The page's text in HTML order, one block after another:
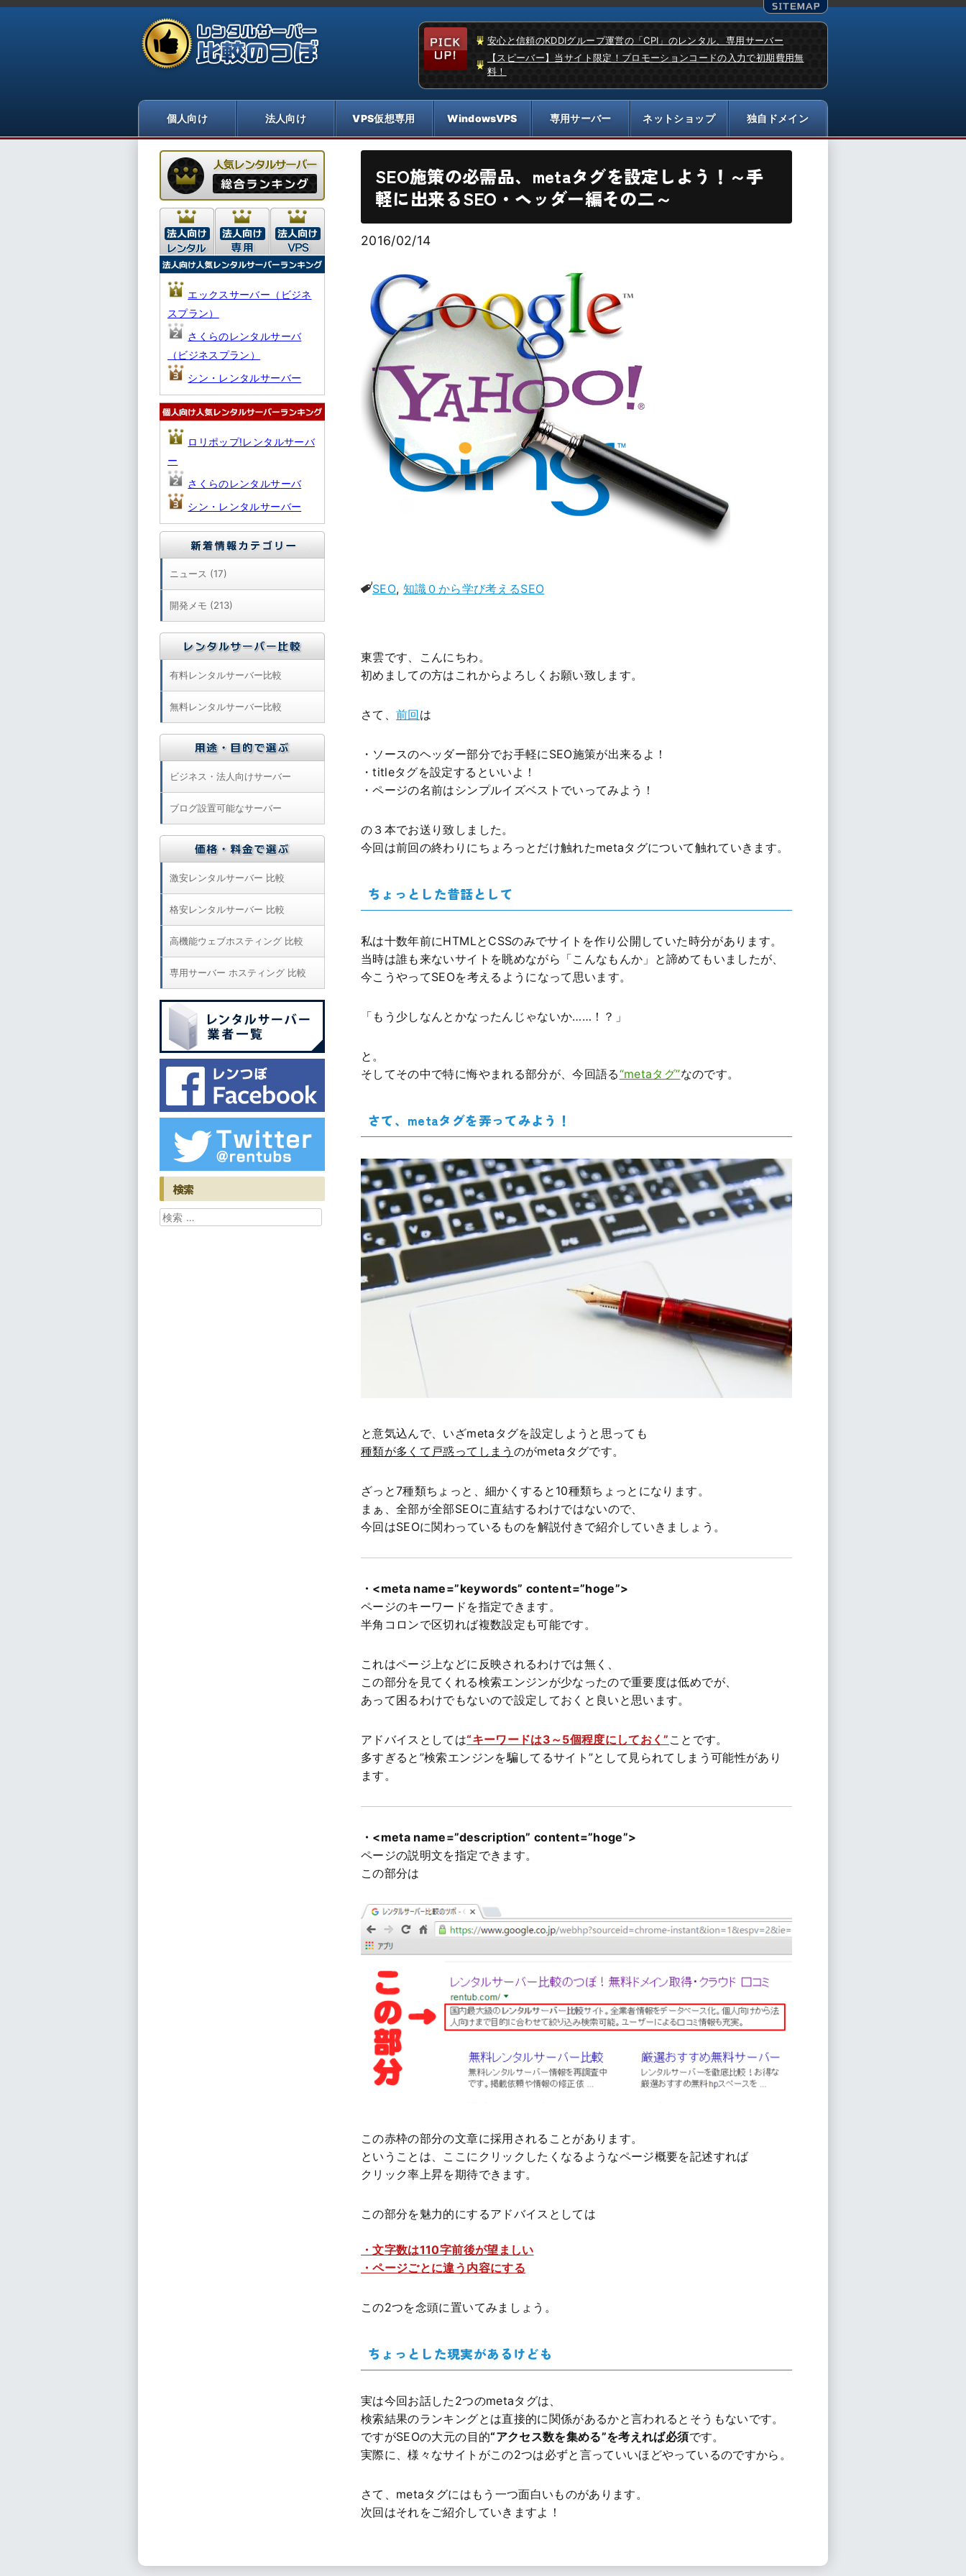
安心と信頼のKDDIグループ運営の「CPI」のレンタル、専用サーバー
【スピーバー】当サイト限定！プロモーションコードの入力で初期費用無
料！
SEO施策の必需品、metaタグを設定しよう！～手
軽に出来るSEO・ヘッダー編その二～
2016/02/14
SEO, 知識０から学び考えるSEO
東雲です、こんにちわ。
初めましての方はこれからよろしくお願い致します。
さて、前回は
・ソースのヘッダー部分でお手軽にSEO施策が出来るよ！
・titleタグを設定するといいよ！
・ページの名前はシンプルイズベストでいってみよう！
の３本でお送り致しました。
今回は前回の終わりにちょろっとだけ触れたmetaタグについて触れていきます。
ちょっとした昔話として
私は十数年前にHTMLとCSSのみでサイトを作り公開していた時分があります。
当時は誰も来ないサイトを眺めながら「こんなもんか」と諦めてもいましたが、
今こうやってSEOを考えるようになって思います。
「もう少しなんとかなったんじゃないか……！？」
と。
そしてその中で特に悔やまれる部分が、今回語る“metaタグ”なのです。
さて、metaタグを弄ってみよう！
と意気込んで、いざmetaタグを設定しようと思っても
種類が多くて戸惑ってしまう のがmetaタグです。
ざっと7種類ちょっと、細かくすると10種類ちょっとになります。
まぁ、全部が全部SEOに直結するわけではないので、
今回はSEOに関わっているものを解説付きで紹介していきましょう。
・<meta name=”keywords” content=”hoge”>
ページのキーワードを指定できます。
半角コロンで区切れば複数設定も可能です。
これはページ上などに反映されるわけでは無く、
この部分を見てくれる検索エンジンが少なったので重要度は低めでが、
あって困るわけでもないので設定しておくと良いと思います。
アドバイスとしては“キーワードは3～5個程度にしておく” ことです。
多すぎると”検索エンジンを騙してるサイト”として見られてしまう可能性があり
ます。
・<meta name=”description” content=”hoge”>
ページの説明文を指定できます。
この部分は
この赤枠の部分の文章に採用されることがあります。
ということは、ここにクリックしたくなるようなページ概要を記述すれば
クリック率上昇を期待できます。
この部分を魅力的にするアドバイスとしては
・文字数は110字前後が望ましい
・ページごとに違う内容にする
この2つを念頭に置いてみましょう。
ちょっとした現実があるけども
実は今回お話した2つのmetaタグは、
検索結果のランキングとは直接的に関係があるかと言われるとそうもないです。
ですがSEOの大元の目的“アクセス数を集める”を考えれば必須です。
実際に、様々なサイトがこの2つは必ずと言っていいほどやっているのですから。
さて、metaタグにはもう一つ面白いものがあります。
次回はそれをご紹介していきますよ！
エックスサーバー（ビジネ
スプラン）
さくらのレンタルサーバ
（ビジネスプラン）
シン・レンタルサーバー
ロリポップ!レンタルサーバ
ー
さくらのレンタルサーバ
シン・レンタルサーバー
ニュース (17)
開発メモ (213)
有料レンタルサーバー比較
無料レンタルサーバー比較
ビジネス・法人向けサーバー
ブログ設置可能なサーバー
激安レンタルサーバー 比較
格安レンタルサーバー 比較
高機能ウェブホスティング 比較
専用サーバー ホスティング 比較
検索
検索